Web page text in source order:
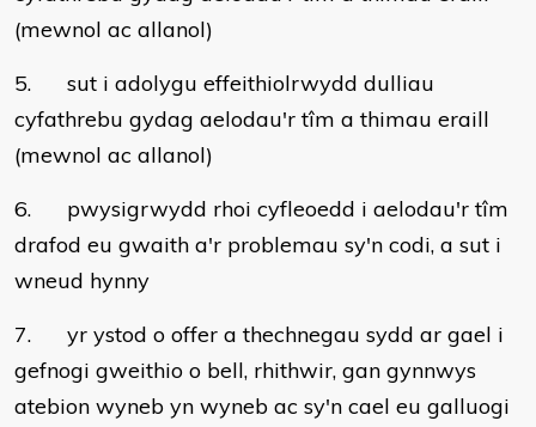
(mewnol ac allanol)
5. sut i adolygu effeithiolrwydd dulliau
cyfathrebu gydag aelodau'r tîm a thimau eraill
(mewnol ac allanol)
6. pwysigrwydd rhoi cyfleoedd i aelodau'r tîm
drafod eu gwaith a'r problemau sy'n codi, a sut i
wneud hynny
7. yr ystod o offer a thechnegau sydd ar gael i
gefnogi gweithio o bell, rhithwir, gan gynnwys
atebion wyneb yn wyneb ac sy'n cael eu galluogi